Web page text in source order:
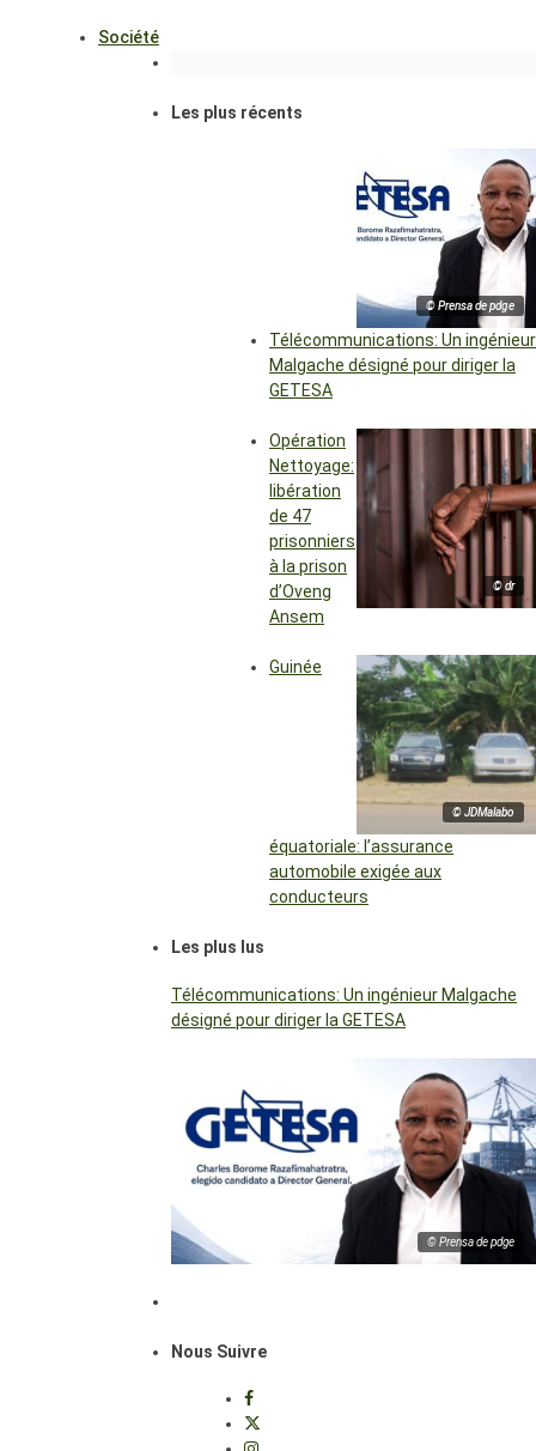
Société
Les plus récents
© Prensa de pdge
Télécommunications: Un ingénieur
Malgache désigné pour diriger la
GETESA
© dr
Opération
Nettoyage:
libération
de 47
prisonniers
à la prison
d’Oveng
Ansem
© JDMalabo
Guinée
équatoriale: l’assurance
automobile exigée aux
conducteurs
Les plus lus
Télécommunications: Un ingénieur Malgache
désigné pour diriger la GETESA
© Prensa de pdge
Nous Suivre